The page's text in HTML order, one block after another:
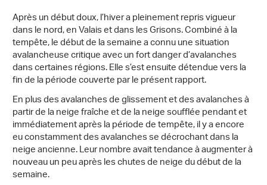
Après un début doux, l’hiver a pleinement repris vigueur
dans le nord, en Valais et dans les Grisons. Combiné à la
tempête, le début de la semaine a connu une situation
avalancheuse critique avec un fort danger d’avalanches
dans certaines régions. Elle s’est ensuite détendue vers la
fin de la période couverte par le présent rapport.
En plus des avalanches de glissement et des avalanches à
partir de la neige fraîche et de la neige soufflée pendant et
immédiatement après la période de tempête, il y a encore
eu constamment des avalanches se décrochant dans la
neige ancienne. Leur nombre avait tendance à augmenter à
nouveau un peu après les chutes de neige du début de la
semaine.